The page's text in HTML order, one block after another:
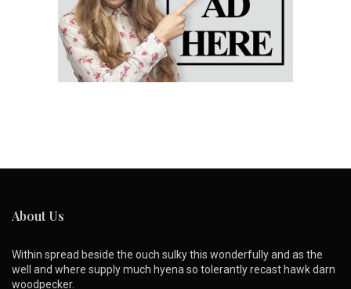
About Us
Within spread beside the ouch sulky this wonderfully and as the
well and where supply much hyena so tolerantly recast hawk darn
woodpecker.